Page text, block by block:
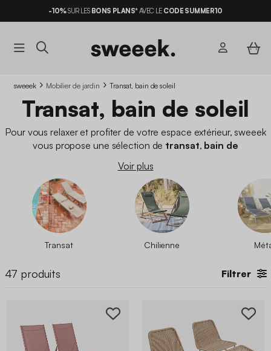
-10%SUR LES BONS PLANS*AVEC LE CODE SUMMER10
sweeek Mobilier de jardin Transat, bain de soleil
Transat, bain de soleil
Pour vous relaxer et profiter de votre espace extérieur, sweeek
vous propose une sélection de transat, bain de
mobilier de jardin,
transat pas cher qui vous correspond parmi nos différents
coloris et matière. Ensuite, à vous la détente près de votre
piscine, au soleil ou à l’ombre (sous unparasol sweeek
bien sûr
!), selon vos préférences, pour profiter de votre extérieur en
Voir plus
Transat Chilienne
47 produits Filtrer